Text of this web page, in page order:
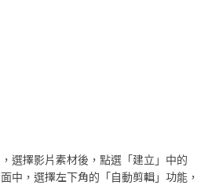
選擇影片素材後，點選「建立」中的
中，選擇左下角的「自動剪輯」功能，